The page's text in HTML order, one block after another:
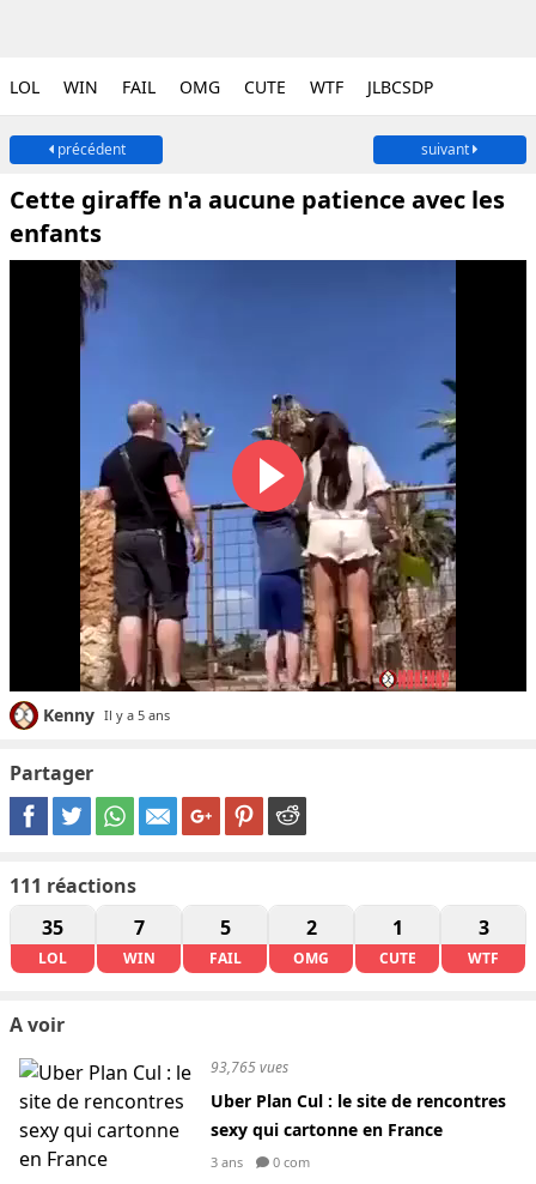
LOL WIN FAIL OMG CUTE WTF JLBCSDP
précédent suivant
Cette giraffe n'a aucune patience avec les
enfants
Kenny Il y a 5 ans
Partager
111 réactions
35
LOL
7
WIN
5
FAIL
2
OMG
1
CUTE
3
WTF
A voir
93,765 vues
Uber Plan Cul : le site de rencontres
sexy qui cartonne en France
3 ans 0 com